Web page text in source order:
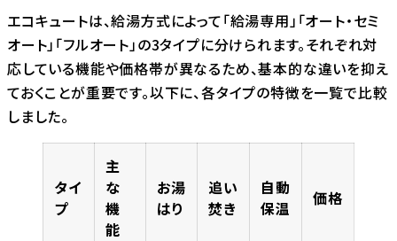
エコキュートは、給湯方式によって「給湯専用」「オート・セミ
オート」「フルオート」の3タイプに分けられます。それぞれ対
応している機能や価格帯が異なるため、基本的な違いを抑え
ておくことが重要です。以下に、各タイプの特徴を一覧で比較
しました。
タイ
プ
主
な
機
能
お湯
はり
追い
焚き
自動
保温
価格